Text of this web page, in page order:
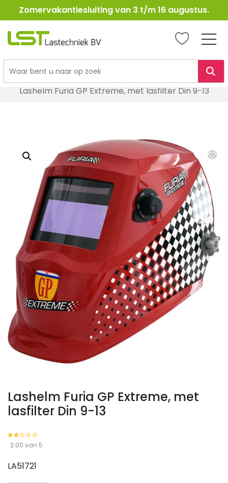
Ga
naar
Zomervakantiesluiting van 3 t/m 16 augustus.
LST
Lasbescherming
Lashelm Furia GP Extreme, met lasfilter Din 9-13
Lashelm Furia GP Extreme, met
lasfilter Din 9-13
2.00 van 5
LA51721